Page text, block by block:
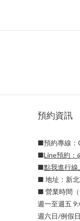
預約資訊
■預約專線：
■Line預約：
■點我進行線
■ 地址：新
■ 營業時間（
週一至週五
週六日/例假